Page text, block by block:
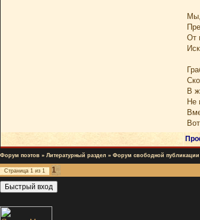
От
В
Не
Форум поэтов » Литературный раздел » Форум свободной публикации
Страница 1 из 1
1